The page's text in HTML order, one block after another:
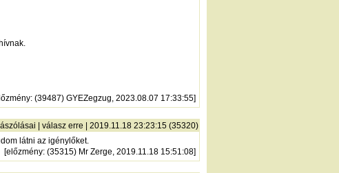
: (39487) GYEZegzug, 2023.08.07 17:33:55]
| válasz erre | 2019.11.18 23:23:15 (35320)
látni az igénylőket.
[előzmény: (35315) Mr Zerge, 2019.11.18 15:51:08]